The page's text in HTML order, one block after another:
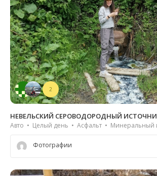
2
НЕВЕЛЬСКИЙ СЕРОВОДОРОДНЫЙ
Авто • Целый день • Асфальт • Минеральный
Фотографии